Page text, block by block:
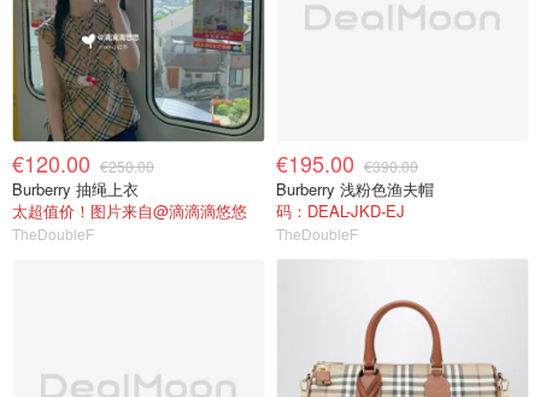
€120.00 €250.00
Burberry 抽绳上衣
太超值价！图片来自@滴滴滴悠悠
TheDoubleF
€195.00 €390.00
Burberry 浅粉色渔夫帽
码：DEAL-JKD-EJ
TheDoubleF